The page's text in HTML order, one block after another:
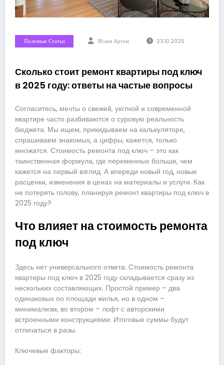
Полезные Статьи Исаев Артем 23.10.2025
Сколько стоит ремонт квартиры под ключ
в 2025 году: ответы на частые вопросы
Согласитесь, мечты о свежей, уютной и современной
квартире часто разбиваются о суровую реальность
бюджета. Мы ищем, прикидываем на калькуляторе,
спрашиваем знакомых, а цифры, кажется, только
множатся. Стоимость ремонта под ключ – это как
таинственная формула, где переменных больше, чем
кажется на первый взгляд. А впереди новый год, новые
расценки, изменения в ценах на материалы и услуги. Как
не потерять голову, планируя ремонт квартиры под ключ в
2025 году?
Что влияет на стоимость ремонта
под ключ
Здесь нет универсального ответа. Стоимость ремонта
квартиры под ключ в 2025 году складывается сразу из
нескольких составляющих. Простой пример – два
одинаковых по площади жилья, но в одном –
минимализм, во втором – лофт с авторскими
встроенными конструкциями. Итоговые суммы будут
отличаться в разы.
Ключевые факторы: